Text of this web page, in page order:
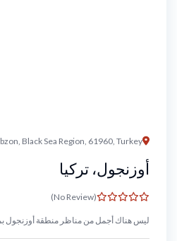
Black Sea Region, 61960, Turkey
أوزنجول، تركيا
(No Review)
ليس هناك أجمل من مناظر منطقة أوزنجول